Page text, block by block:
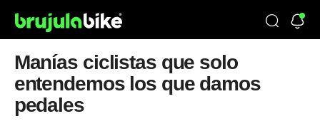
Manías ciclistas que solo
entendemos los que damos
pedales